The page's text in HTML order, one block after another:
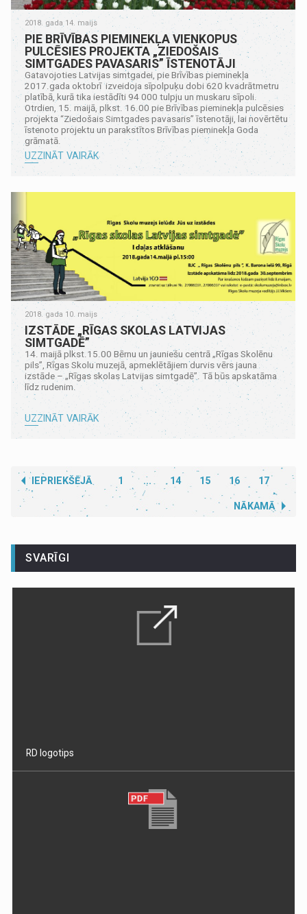
2018. gada 14. maijs
PIE BRĪVĪBAS PIEMINEKĻA VIENKOPUS
PULCĒSIES PROJEKTA „ZIEDOŠAIS
SIMTGADES PAVASARIS” ĪSTENOTĀJI
Gatavojoties Latvijas simtgadei, pie Brīvības pieminekļa
2017.gada oktobrī izveidoja sīpolpuķu dobi 620 kvadrātmetru
platībā, kurā tika iestādīti 94 000 tulpju un muskaru sīpoli.
Otrdien, 15. maijā, plkst. 16.00 pie Brīvības pieminekļa pulcēsies
projekta “Ziedošais Simtgades pavasaris” īstenotāji, lai novērtētu
īstenoto projektu un parakstītos Brīvības pieminekļa Goda
grāmatā.
UZZINĀT VAIRĀK
2018. gada 10. maijs
IZSTĀDE „RĪGAS SKOLAS LATVIJAS
SIMTGADĒ”
14. maijā plkst.15.00 Bērnu un jauniešu centrā „Rīgas Skolēnu
pils”, Rīgas Skolu muzejā, apmeklētājiem durvis vērs jauna
izstāde – „Rīgas skolas Latvijas simtgadē”. Tā būs apskatāma
līdz rudenim.
UZZINĀT VAIRĀK
IEPRIEKŠĒJĀ 1 ... 14 15 16
NĀKAMĀ
17
SVARĪGI
RD logotips